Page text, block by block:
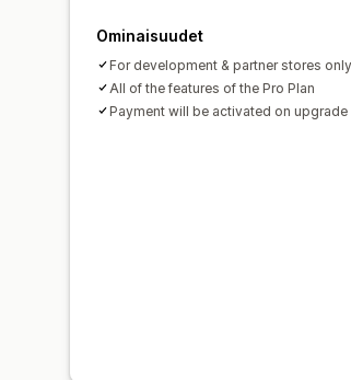
Ominaisuudet
For development & partner stores only
All of the features of the Pro Plan
Payment will be activated on upgrade